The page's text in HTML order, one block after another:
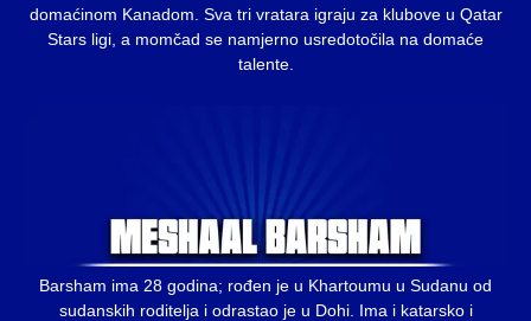
domaćinom Kanadom. Sva tri vratara igraju za klubove u Qatar
Stars ligi, a momčad se namjerno usredotočila na domaće
talente.
Barsham ima 28 godina; rođen je u Khartoumu u Sudanu od
sudanskih roditelja i odrastao je u Dohi. Ima i katarsko i